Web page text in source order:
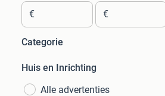
€ €
Categorie
Huis en Inrichting
Alle advertenties